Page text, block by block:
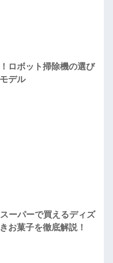
ロボット掃除機の選び
デル
ーパーで買えるディズ
お菓子を徹底解説！